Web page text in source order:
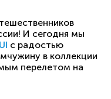
И сегодня мы
с радостью
в коллекции
перелетом на